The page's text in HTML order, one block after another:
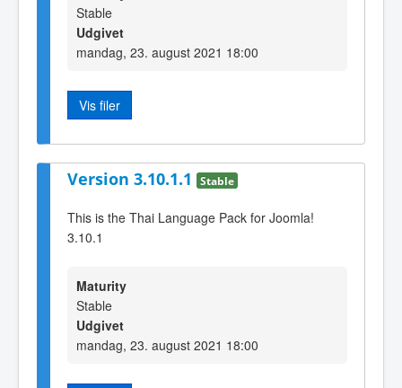
Stable
Udgivet
mandag, 23. august 2021 18:00
Vis filer
Version 3.10.1.1 Stable
This is the Thai Language Pack for Joomla!
3.10.1
Maturity
Stable
Udgivet
mandag, 23. august 2021 18:00